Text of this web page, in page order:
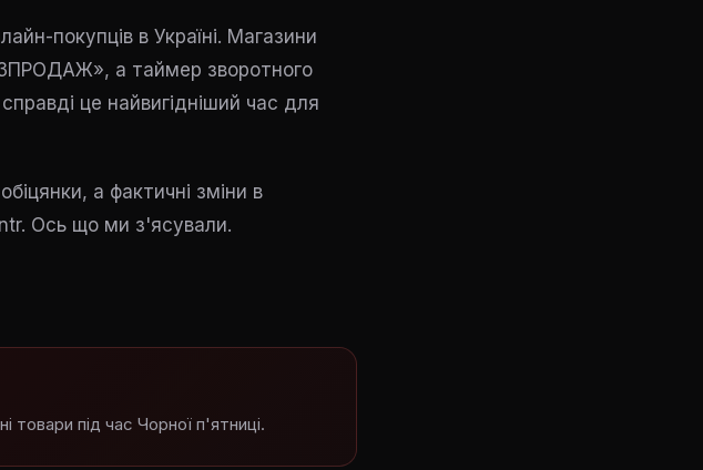
покупців в Україні. Магазини
а таймер зворотного
це найвигідніший час для
а фактичні зміни в
Ось що ми з'ясували.
товари під час Чорної п'ятниці.